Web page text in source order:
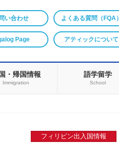
い合わせ よくある質問（FQA）
Page アティックについて
・帰国情報
Immigration
語学留学
School
フィリピン出入国情報